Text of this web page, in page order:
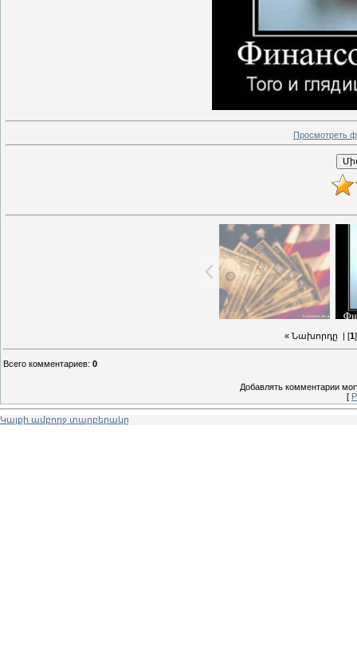
Просмотреть
« Նախորդը | [1
Всего комментариев: 0
Добавлять комментарии
[
Կայքի ամբողջ տարբերակը